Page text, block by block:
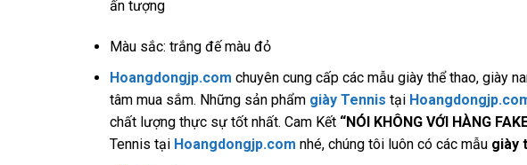
ấn tượng
Màu sắc: trắng đế màu đỏ
Hoangdongjp.com chuyên cung cấp các mẫu giày thể thao, giày
tâm mua sắm. Những sản phẩm giày Tennis tại
chất lượng thực sự tốt nhất. Cam Kết “NÓI KHÔNG VỚI HÀNG
Tennis tại Hoangdongjp.com nhé, chúng tôi luôn có các mẫu giày